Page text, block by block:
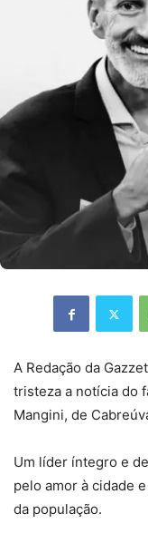
A Redação da
tristeza a notícia do
Mangini, de
Um líder íntegro e
pelo amor à cidade
da população.